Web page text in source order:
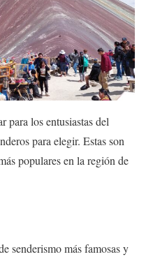
para los entusiastas del
para elegir. Estas son
populares en la región de
senderismo más famosas y